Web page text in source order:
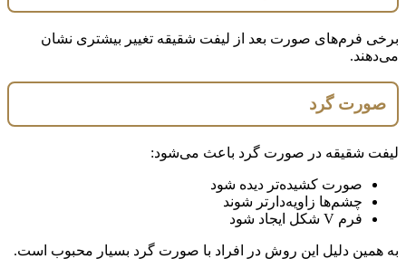
برخی فرم‌های صورت بعد از لیفت شقیقه تغییر بیشتری نشان
می‌دهند.
صورت گرد
لیفت شقیقه در صورت گرد باعث می‌شود:
صورت کشیده‌تر دیده شود
چشم‌ها زاویه‌دارتر شوند
فرم V شکل ایجاد شود
به همین دلیل این روش در افراد با صورت گرد بسیار محبوب است.